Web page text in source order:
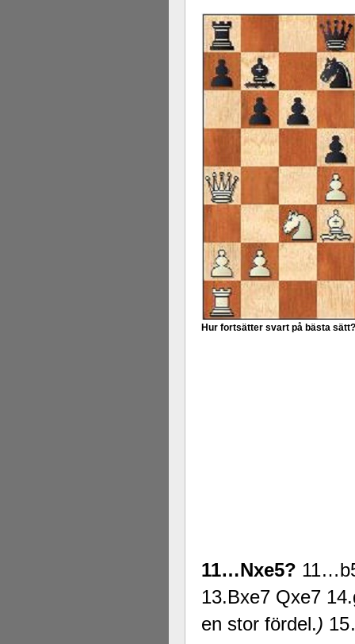
Hur fortsätter svart på bästa sätt?
11…Nxe5?
13.Bxe7 Qxe7
en stor fördel.)